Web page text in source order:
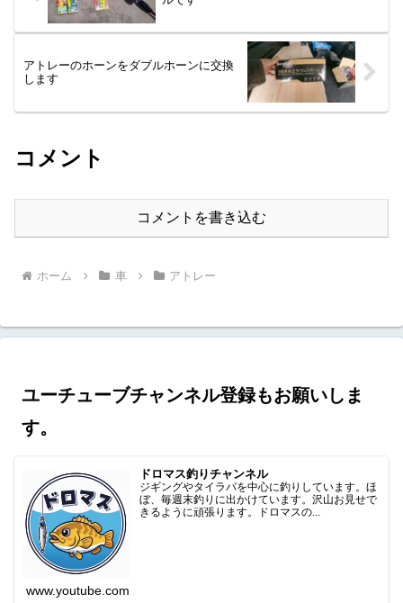
ー:STDブラック:ステッチ糸ブルー今回使
用したラゲッジマットマットカラー:STD
ブラック ロック糸カラー:ブルーバンパー
ガードは無料のオプションで取付けでき
アトレーのホーンをダブルホーンに交換
します
コメント
コメントを書き込む
ホーム 車 アトレー
ユーチューブチャンネル登録もお願いしま
す。
ドロマス釣りチャンネル
ジギングやタイラバを中心に釣りしています。ほ
ぼ、毎週末釣りに出かけています。沢山お見せで
きるように頑張ります。ドロマスの...
www.youtube.com